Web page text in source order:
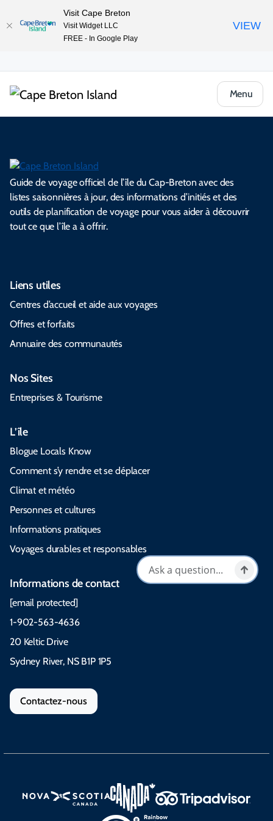
Menu
Guide de voyage officiel de l’île du Cap-Breton avec des
listes saisonnières à jour, des informations d’initiés et des
outils de planification de voyage pour vous aider à découvrir
tout ce que l’île a à offrir.
Liens utiles
Centres d’accueil et aide aux voyages
Offres et forfaits
Annuaire des communautés
Nos Sites
Entreprises & Tourisme
L’île
Blogue Locals Know
Comment s’y rendre et se déplacer
Climat et météo
Personnes et cultures
Informations pratiques
Voyages durables et responsables
Informations de contact
[email protected]
1-902-563-4636
20 Keltic Drive
Sydney River, NS B1P 1P5
Contactez-nous
Visit Cape Breton
Visit Widget LLC
FREE - In Google Play
VIEW